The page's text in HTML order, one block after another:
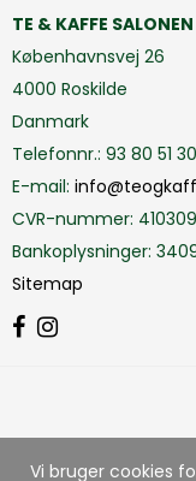
Vi bruger cookies
TE & KAFFE SALONEN
Københavnsvej 26
4000 Roskilde
Danmark
Telefonnr.: 93 80 51 30
E-mail:
CVR-nummer:
Bankoplysninger:
Sitemap